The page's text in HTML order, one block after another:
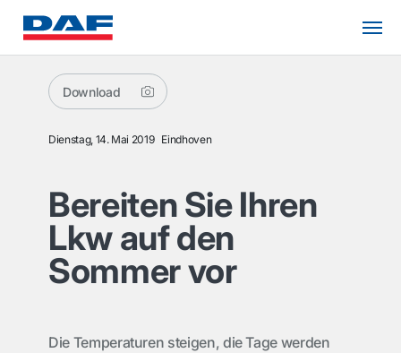
Download
Dienstag, 14. Mai 2019 Eindhoven
Bereiten Sie Ihren
Lkw auf den
Sommer vor
Die Temperaturen steigen, die Tage werden